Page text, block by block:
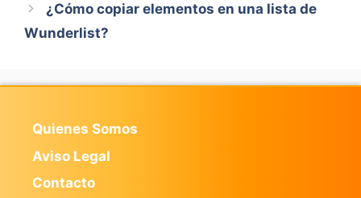
¿Cómo copiar elementos en una lista de
Wunderlist?
Quienes Somos
Aviso Legal
Contacto